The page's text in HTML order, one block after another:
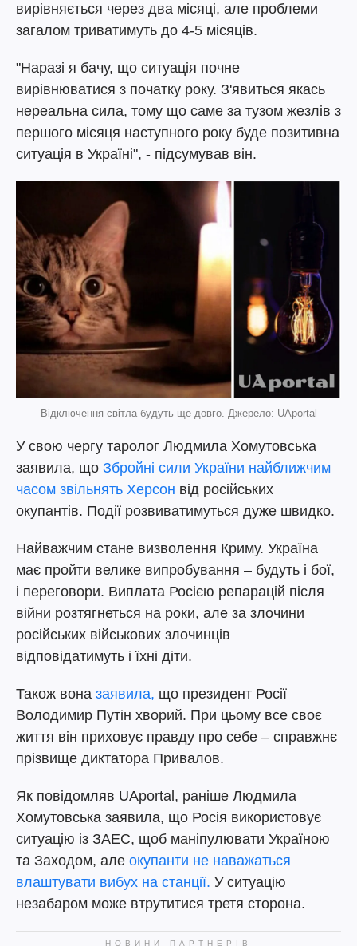
вирівняється через два місяці, але проблеми
загалом триватимуть до 4-5 місяців.
"Наразі я бачу, що ситуація почне
вирівнюватися з початку року. З'явиться якась
нереальна сила, тому що саме за тузом жезлів з
першого місяця наступного року буде позитивна
ситуація в Україні", - підсумував він.
Відключення світла будуть ще довго. Джерело: UAportal
У свою чергу таролог Людмила Хомутовська
заявила, що Збройні сили України найближчим
часом звільнять Херсон від російських
окупантів. Події розвиватимуться дуже швидко.
Найважчим стане визволення Криму. Україна
має пройти велике випробування – будуть і бої,
і переговори. Виплата Росією репарацій після
війни розтягнеться на роки, але за злочини
російських військових злочинців
відповідатимуть і їхні діти.
Також вона заявила, що президент Росії
Володимир Путін хворий. При цьому все своє
життя він приховує правду про себе – справжнє
прізвище диктатора Привалов.
Як повідомляв UAportal, раніше Людмила
Хомутовська заявила, що Росія використовує
ситуацію із ЗАЕС, щоб маніпулювати Україною
та Заходом, але окупанти не наважаться
влаштувати вибух на станції. У ситуацію
незабаром може втрутитися третя сторона.